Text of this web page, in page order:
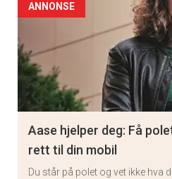
ANNONSE
Aase hjelper deg: Få
rett til din mobil
Du står på polet og vet ikke hva